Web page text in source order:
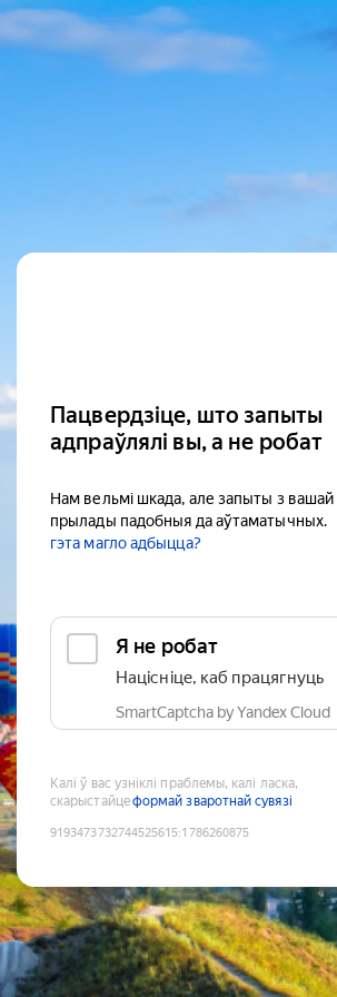
Пацвердзіце, што запыты
адпраўлялі вы, а не робат
Нам вельмі шкада, але запыты з вашай
прылады падобныя да аўтаматычных.
гэта магло адбыцца?
Я не робат
Націсніце, каб працягнуць
SmartCaptcha by Yandex Cloud
Калі ў вас узніклі праблемы, калі ласка,
скарыстайцеформай зваротнай сувязі
9193473732744525615:1786260875